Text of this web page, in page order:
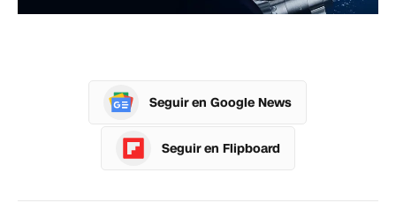
Seguir en Google News
Seguir en Flipboard